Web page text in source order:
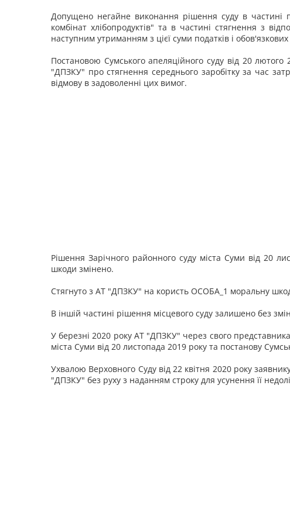
Допущено негайне виконання рішення суду в частині
комбінат хлібопродуктів" та в частині стягнення з
наступним утриманням з цієї суми податків і
Постановою Сумського апеляційного суду від 20
"ДПЗКУ" про стягнення середнього заробітку за час
відмову в задоволенні цих вимог.
Рішення Зарічного районного суду міста Суми від 20
шкоди змінено.
Стягнуто з АТ "ДПЗКУ" на користь ОСОБА_1 моральну
В іншій частині рішення місцевого суду залишено без
У березні 2020 року АТ "ДПЗКУ" через свого
міста Суми від 20 листопада 2019 року та постанову
Ухвалою Верховного Суду від 22 квітня 2020 року
"ДПЗКУ" без руху з наданням строку для усунення її